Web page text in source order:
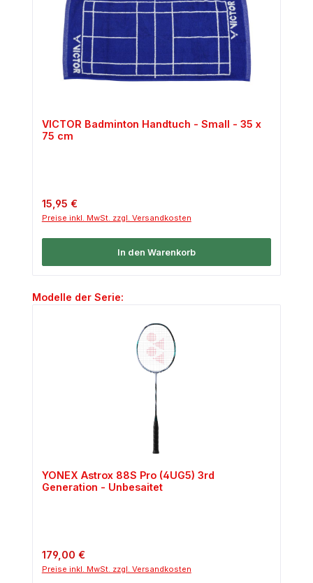
VICTOR Badminton Handtuch - Small - 35 x
75 cm
Regulärer Preis:
15,95 €
Preise inkl. MwSt. zzgl. Versandkosten
In den Warenkorb
Produktgalerie überspringen
Modelle der Serie:
YONEX Astrox 88S Pro (4UG5) 3rd
Generation - Unbesaitet
Regulärer Preis:
179,00 €
Preise inkl. MwSt. zzgl. Versandkosten